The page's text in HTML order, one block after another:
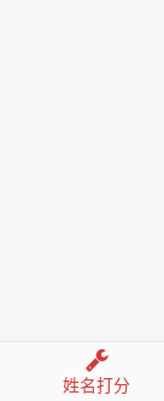
姓名打分